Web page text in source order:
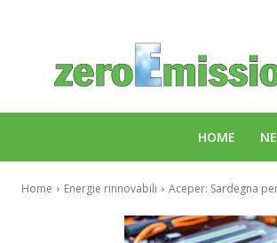
HOME
Home Energie rinnovabili Aceper: Sardegna